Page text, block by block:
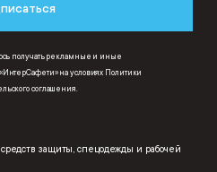
получать рекламные и иные
на условиях Политики
соглашения.
защиты, спецодежды и рабочей